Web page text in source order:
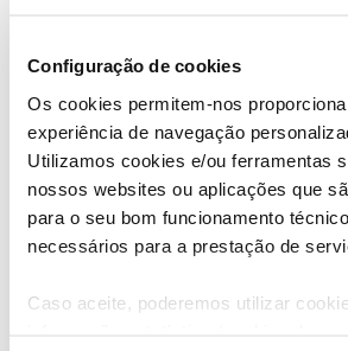
Configuração de cookies
Os cookies permitem-nos
experiência de navegação
Utilizamos cookies e/ou ferramentas
nossos websites ou aplicações que
para o seu bom funcionamento
necessários para a prestação de
Caso aceite, poderemos utilizar
temos de finalizar os trabalhos no alçado e
estorvar.
Boa tarde @Pokezita,